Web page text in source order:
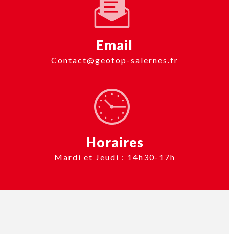
Email
contact@geotop-salernes.fr
Horaires
Mardi et Jeudi : 14h30-17h